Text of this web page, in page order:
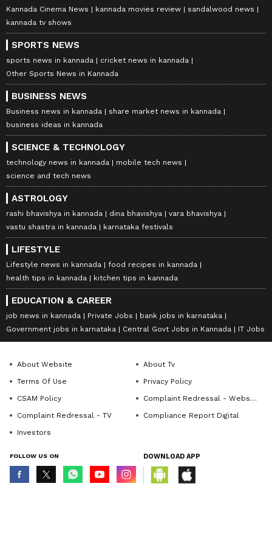
Kannada Cinema News kannada movies review
sandalwood news
kannada tv shows
SPORTS NEWS
sports news in kannada
cricket news in kannada
Other Sports News in Kannada
BUSINESS NEWS
Business news in kannada
share market news in kannada
business ideas in kannada
SCIENCE & TECHNOLOGY
technology news in kannada
mobile tech news
science and tech news
ASTROLOGY
rashi bhavishya in kannada dina bhavishya
vara bhavishya
vastu shastra in kannada
karnataka festivals
LIFESTYLE
Lifestyle news in kannada
food recipes in kannada
health tips in kannada
kitchen tips in kannada
EDUCATION & CAREER
job news in kannada Private Jobs
bank jobs in karnataka
Government jobs in karnataka
Central Govt Jobs in Kannada IT Jobs
About Website
About Tv
Terms Of Use
Privacy Policy
CSAM Policy
Complaint Redressal - Website
Complaint Redressal - TV
Compliance Report Digital
Investors
FOLLOW US ON DOWNLOAD APP